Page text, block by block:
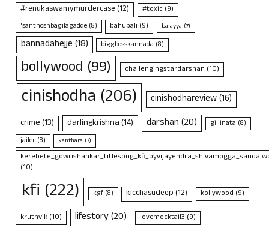
#renukaswamymurdercase(12) #toxic(9)
'santhoshbagilagadde (8) bahubali (9) balayya (7)
bannadahejje(18) biggbosskannada (8)
bollywood (99) challengingstardarshan (10)
cinishodha (206) cinishodhareview(16)
crime(13) darlingkrishna(14) darshan(20) gillinata (8)
jailer (8) kanthara (7)
(10)
kfi (222) kgf(8) kicchasudeep(12) kollywood (9)
kruthvik(10) lifestory(20) lovemocktail3 (9)